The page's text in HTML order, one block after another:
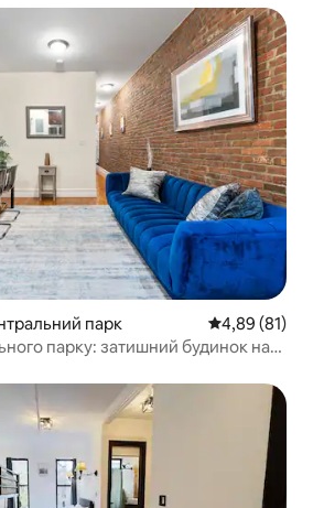
парк Середня
4,89 (81)
парку: затишний будинок на